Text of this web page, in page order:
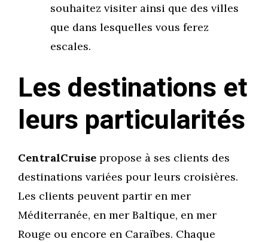
souhaitez visiter ainsi que des villes
que dans lesquelles vous ferez
escales.
Les destinations et
leurs particularités
CentralCruise propose à ses clients des
destinations variées pour leurs croisières.
Les clients peuvent partir en mer
Méditerranée, en mer Baltique, en mer
Rouge ou encore en Caraïbes. Chaque